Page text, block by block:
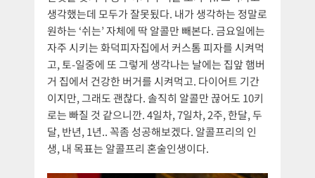
생각했는데 모두가 잘못됬다. 내가 생각하는 정말로
원하는 ‘쉬는’ 자체에 딱 알콜만 빼본다. 금요일에는
자주 시키는 화덕피자집에서 커스톰 피자를 시켜먹
고, 토-일중에 또 그렇게 생각나는 날에는 집앞 햄버
거 집에서 건강한 버거를 시켜먹고. 다이어트 기간
이지만, 그래도 괜찮다. 솔직히 알콜만 끊어도 10키
로는 빠질 것 같으니깐. 4일차, 7일차, 2주, 한달, 두
달, 반년, 1년.. 꼭좀 성공해보겠다. 알콜프리의 인
생, 내 목표는 알콜프리 혼술인생이다.